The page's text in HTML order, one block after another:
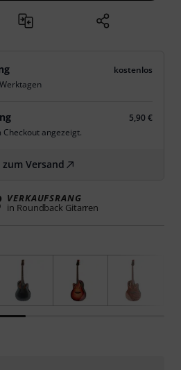
kostenlos
5,90 €
angezeigt.
Versand
VERKAUFSRANG
in Roundback Gitarren